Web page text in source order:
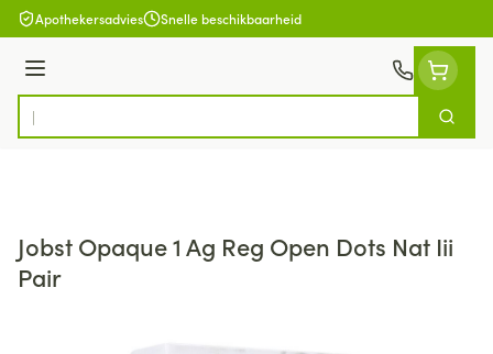
Ga naar de inhoud
Apothekersadvies Snelle beschikbaarheid
Menu
Product, merk, categorie...
Zoek
Jobst Opaque 1 Ag Reg Open Dots Nat Iii
Pair